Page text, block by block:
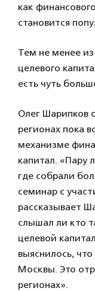
как
становится
Тем не менее
целевого
есть чуть
Олег Шарипков
регионах пока
механизме
капитал. «Пару
где собрали
семинар с
рассказывает
слышал ли кто
целевой
выяснилось,
Москвы. Это
регионах».